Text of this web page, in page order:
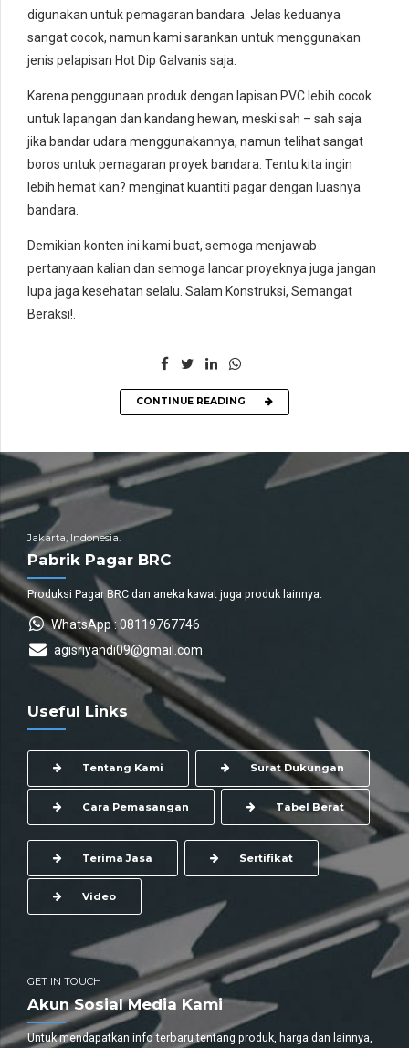
digunakan untuk pemagaran bandara. Jelas keduanya
sangat cocok, namun kami sarankan untuk menggunakan
jenis pelapisan Hot Dip Galvanis saja.
Karena penggunaan produk dengan lapisan PVC lebih cocok
untuk lapangan dan kandang hewan, meski sah – sah saja
jika bandar udara menggunakannya, namun telihat sangat
boros untuk pemagaran proyek bandara. Tentu kita ingin
lebih hemat kan? menginat kuantiti pagar dengan luasnya
bandara.
Demikian konten ini kami buat, semoga menjawab
pertanyaan kalian dan semoga lancar proyeknya juga jangan
lupa jaga kesehatan selalu. Salam Konstruksi, Semangat
Beraksi!.
CONTINUE READING
Jakarta, Indonesia.
Pabrik Pagar BRC
Produksi Pagar BRC dan aneka kawat juga produk lainnya.
WhatsApp : 08119767746
agisriyandi09@gmail.com
Useful Links
Tentang Kami Surat Dukungan
Cara Pemasangan Tabel Berat
Terima Jasa Sertifikat
Video
GET IN TOUCH
Akun Sosial Media Kami
Untuk mendapatkan info terbaru tentang produk, harga dan lainnya,